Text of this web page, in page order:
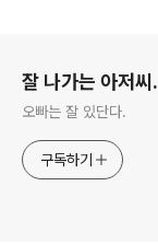
잘 나가는 아저씨.
오빠는 잘 있단다.
구독하기